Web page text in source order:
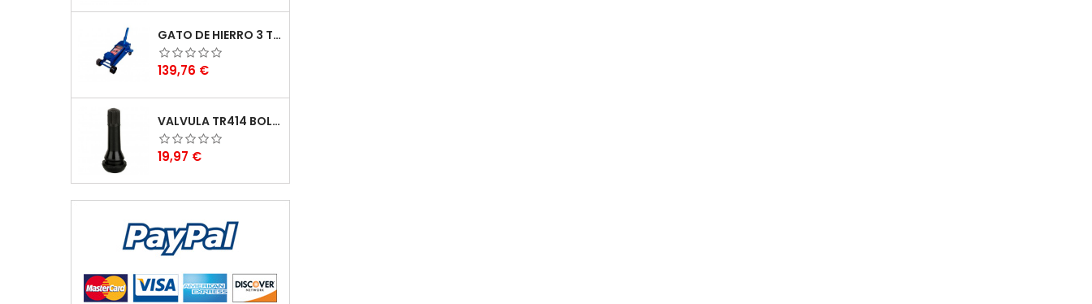
GATO DE HIERRO 3 TONELADAS
Preu
139,76 €
VALVULA TR414 BOLSA DE 100PCS
Preu
19,97 €